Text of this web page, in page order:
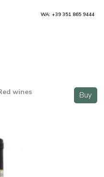
wines Buy
WA: +39 351 865 9444